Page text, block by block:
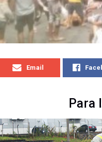
Email
Para